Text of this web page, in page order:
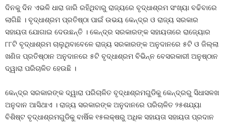
ଦିନକୁ ଦିନ ଏଭଳି ଧାରା ଜାରି ରହିଥିବାରୁ ରାଜ୍ୟରେ ବୃଦ୍ଧାଶ୍ରମ ସଂଖ୍ୟା ବଢିବାରେ
ଲାଗିଛି । ବୃଦ୍ଧାଶ୍ରମ ପ୍ରତିଷ୍ଠା ପାଇଁ ଉଭୟ କେନ୍ଦ୍ର ଓ ରାଜ୍ୟ ସରକାର
ସହାୟତା ଯୋଗାଇ ଦେଉଛନ୍ତି । କେନ୍ଦ୍ର ସରକାରଙ୍କ ସହାୟତାରେ ରାଜ୍ୟୋର
୮୮ଟି ବୃଦ୍ଧାଶ୍ରମ ଚାଲୁଥିବାବେଳେ ରାଜ୍ୟ ସରକାରଙ୍କ ଅନୁଦାନରେ ୫ଟି ଓ ଜିଲ୍ଲା
ଖଣିଜ ପ୍ରତିଷ୍ଠାନ ଅନୁଦାନରେ ୫ଟି ବୃଦ୍ଧାଶ୍ରମ ବିଭିନ୍ନ ବେସରକାରୀ ଅନୁଷ୍ଠାନ
ଦ୍ୱାରା ପରିଚାଳିତ ହେଉଛି ।
କେନ୍ଦ୍ର ସରକାରଙ୍କ ଦ୍ୱାରା ପରିଚାଳିତ ବୃଦ୍ଧାଶ୍ରମଗୁଡିକୁ କେନ୍ଦ୍ରରୁ ସିଧାସଳଖ
ଅନୁଦାନ ଆସିଥାଏ । ରାଜ୍ୟ ସରକାରଙ୍କ ଅନୁଦାନରେ ପରିଚାଳିତ ୨୫ଶଯ୍ୟା
ବିଶିଷ୍ଟ ବୃଦ୍ଧାଶ୍ରମଗୁଡିକୁ ବାର୍ଷିକ ୧୫ଲକ୍ଷରୁ ଅଧିକ ସହାୟତା ସହାୟତା ପ୍ରଦାନ